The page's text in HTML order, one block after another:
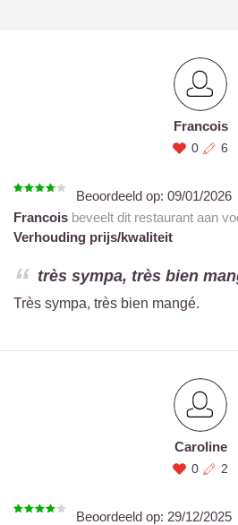
Francois
0 6
Beoordeeld op: 09/01/2026
Francois beveelt dit restaurant aan
Verhouding prijs/kwaliteit
très sympa, très bien
Très sympa, très bien mangé.
Caroline
0 2
Beoordeeld op: 29/12/2025